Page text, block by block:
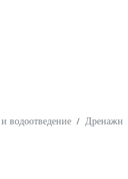
водоотведение /